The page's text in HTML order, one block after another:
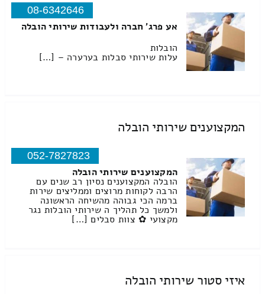
08-6342646
אע פרג' חברה ולעבודות שירותי הובלה
הובלות
עלות שירותי סבלות בערערה – […]
המקצוענים שירותי הובלה
052-7827823
המקצוענים שירותי הובלה
הובלה המקצוענים נסיון רב שנים עם
הרבה לקוחות מרוצים וממליצים שירות
ברמה הכי גבוהה מהשיחה הראשונה
ולמשך כל תהליך ה שירותי הובלות נגר
מקצועי ✿ צוות סבלים […]
איזי סטור שירותי הובלה